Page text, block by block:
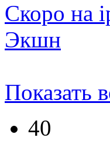
Скоро на
Экшн
Показать
40